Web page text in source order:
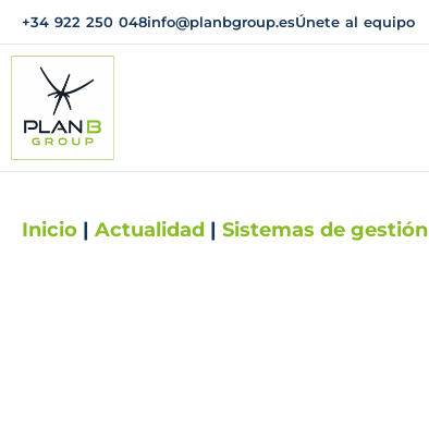
+34 922 250 048info@planbgroup.esÚnete al equipo
Inicio | Actualidad | Sistemas de gestión